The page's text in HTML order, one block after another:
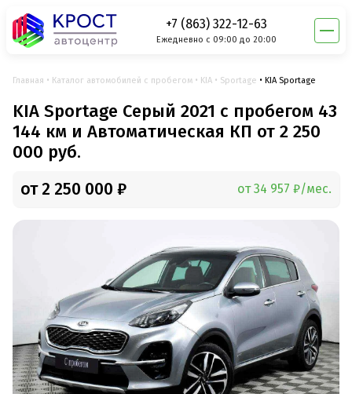
+7 (863) 322-12-63
Ежедневно с 09:00 до 20:00
Главная Каталог автомобилей с пробегом KIA Sportage KIA Sportage
KIA Sportage Серый 2021 с пробегом 43
144 км и Автоматическая КП от 2 250
000 руб.
от 2 250 000 ₽ от 34 957 ₽/мес.